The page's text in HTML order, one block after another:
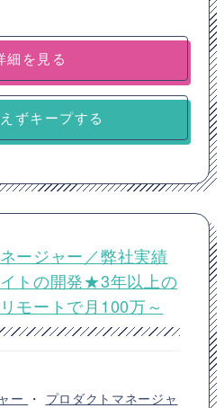
細を見る
ずキープする
ージャー／弊社実績
トの開発★3年以上の
モートで月100万～
ー ・ プロダクトマネージャ